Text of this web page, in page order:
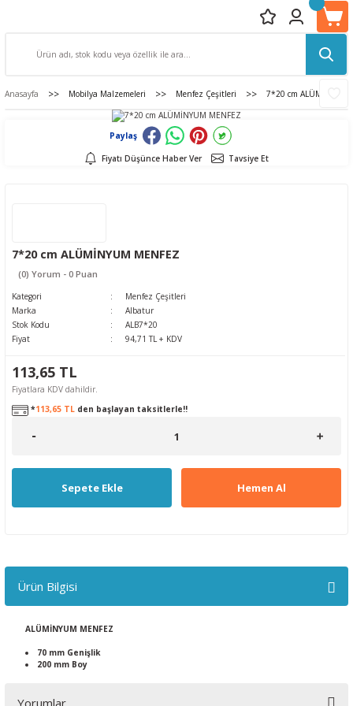
Anasayfa Mobilya Malzemeleri Menfez Çeşitleri 7*20 cm ALÜMİNYUM
Paylaş
Fiyatı Düşünce Haber Ver Tavsiye Et
7*20 cm ALÜMİNYUM MENFEZ
(0) Yorum - 0 Puan
Kategori
Menfez Çeşitleri
Marka
Albatur
Stok Kodu
ALB7*20
Fiyat
94,71 TL + KDV
113,65 TL
Fiyatlara KDV dahildir.
*113,65 TL den başlayan taksitlerle!!
Sepete Ekle Hemen Al
Ürün Bilgisi
ALÜMİNYUM MENFEZ
70 mm Genişlik
200 mm Boy
Yorumlar